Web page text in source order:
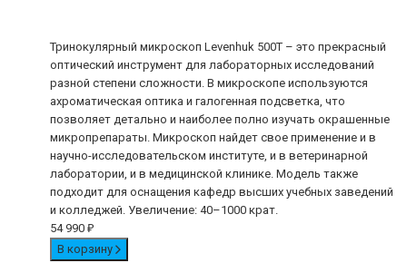
Тринокулярный микроскоп Levenhuk 500T – это прекрасный
оптический инструмент для лабораторных исследований
разной степени сложности. В микроскопе используются
ахроматическая оптика и галогенная подсветка, что
позволяет детально и наиболее полно изучать окрашенные
микропрепараты. Микроскоп найдет свое применение и в
научно-исследовательском институте, и в ветеринарной
лаборатории, и в медицинской клинике. Модель также
подходит для оснащения кафедр высших учебных заведений
и колледжей. Увеличение: 40–1000 крат.
54 990 ₽
В корзину